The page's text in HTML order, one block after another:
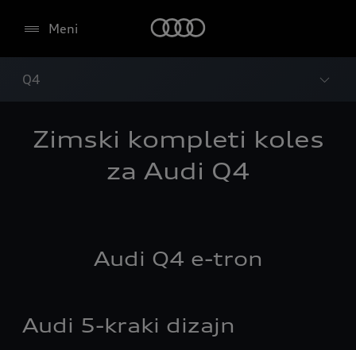
Meni
Q4
Zimski kompleti koles
za Audi Q4
Audi Q4 e-tron
Audi 5-kraki dizajn